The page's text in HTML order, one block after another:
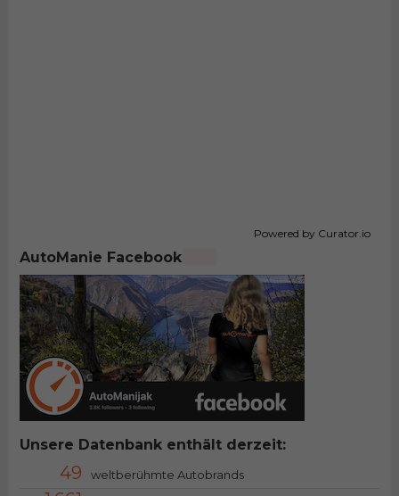
Powered by Curator.io
AutoManie Facebook
Unsere Datenbank enthält derzeit:
49 weltberühmte Autobrands